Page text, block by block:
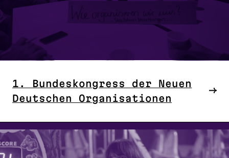
1. Bundeskongress der Neuen
Deutschen Organisationen